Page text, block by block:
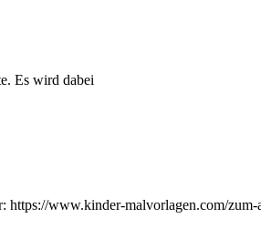
Es wird dabei
www.kinder-malvorlagen.com/